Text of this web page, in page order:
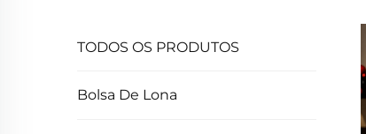
TODOS OS PRODUTOS
Bolsa De Lona